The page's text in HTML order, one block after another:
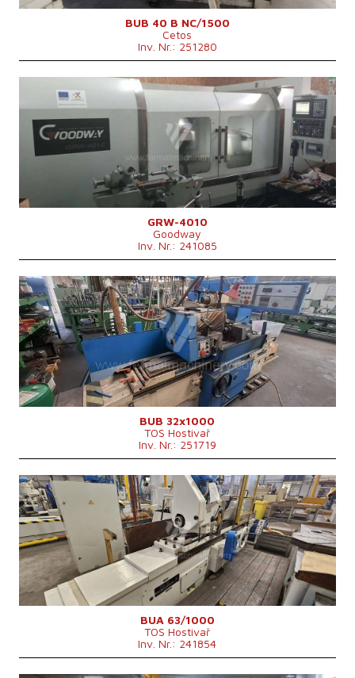
Maschinenabmessungen L x B x H6220x2760x1950 mm
BUB 40 B NC/1500
Cetos
Inv. Nr.: 251280
Baujahr:
2018
Kontrollsystem
Steuerung Mitsubishi
M 70
Max. Schleifdurchmesser
400 mm
Max. Schleiflänge
1000 mm
Max. Werkstückgewicht
750 kg
Vorrichtung zum Innenschleifennein
GRW-4010
Goodway
Inv. Nr.: 241085
Baujahr:
1993
Kontrollsystem
nein
Max. Schleifdurchmesser
320 mm
Max. Schleiflänge
1000 mm
Max. Werkstückgewicht
350 kg
Vorrichtung zum Innenschleifen
ja
Maschinenabmessungen L x B x H3510x2695x1668 mm
Maschinengewicht
5300 kg
BUB 32x1000
TOS Hostivař
Inv. Nr.: 251719
Baujahr:
1976
Kontrollsystem
Max. Schleifdurchmesser
630 mm
Max. Schleiflänge
1000 mm
Max. Werkstückgewicht
900 kg
Vorrichtung zum Innenschleifen
Spindelkegel
MORSE 6 .
Futterdurchmesser
315 mm
Hauptmotorleistung
22 kW
Maschinenabmessungen L x B x H5425 x 2980 x mm
10000 kg
BUA 63/1000
TOS Hostivař
Inv. Nr.: 241854